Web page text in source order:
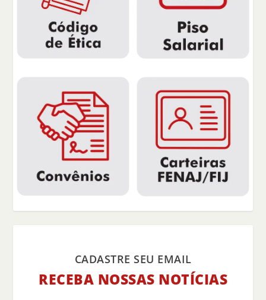
CADASTRE SEU EMAIL
RECEBA NOSSAS NOTÍCIAS